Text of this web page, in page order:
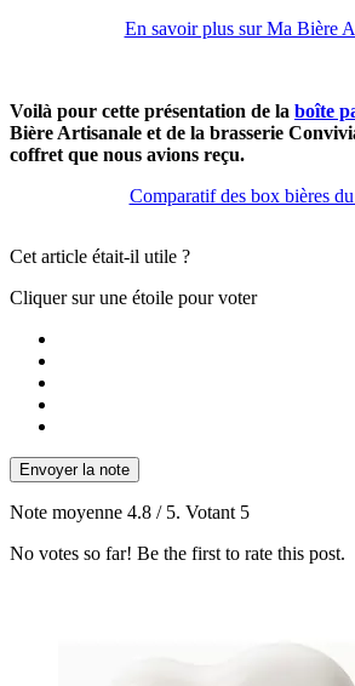
En savoir plus sur Ma Bière
Voilà pour cette présentation de la boîte
Bière Artisanale et de la brasserie
coffret que nous avions reçu.
Comparatif des box bières
Cet article était-il utile ?
Cliquer sur une étoile pour voter
Envoyer la note
Note moyenne 4.8 / 5. Votant 5
No votes so far! Be the first to rate this post.